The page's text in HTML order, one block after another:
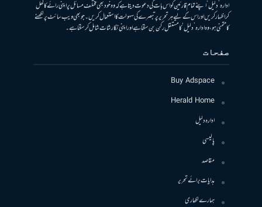
ادارہ ’دلیل‘ اپنے تمام قارئین کو اس بات کی دعوت دیتا ہے کہ وہ خود بھی مختلف مسائل پر اپنی رائے کا کھل
کر اظہار کریں اور اس کے لیے ہر تحریر پر تبصرے کی سہولت کا استعمال کریں۔ جو بھی ویب سائٹ پر لکھنے
کا متمنی ہو، وہ ادارہ ’دلیل‘ کا مستقل رکن بن سکتا ہے اور اپنی نگارشات شامل کرسکتا ہے۔
صفحات
Buy Adspace
Herald Home
ادارہ دلیل
پالیسی
مقاصد
ہدایات برائے تحریر
ہمارے لکھاری